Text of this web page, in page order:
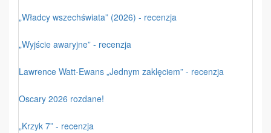
„Władcy wszechświata” (2026) - recenzja
„Wyjście awaryjne” - recenzja
Lawrence Watt-Ewans „Jednym zaklęciem” - recenzja
Oscary 2026 rozdane!
„Krzyk 7” - recenzja